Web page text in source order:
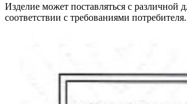
Изделие может поставляться с различной
соответствии с требованиями потребителя.